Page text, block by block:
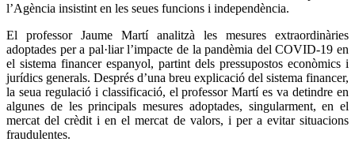
l’Agència insistint en les seues funcions i independència.
El professor Jaume Martí analitzà les mesures extraordinàries
adoptades per a pal·liar l’impacte de la pandèmia del COVID-19 en
el sistema financer espanyol, partint dels pressupostos econòmics i
jurídics generals. Després d’una breu explicació del sistema financer,
la seua regulació i classificació, el professor Martí es va detindre en
algunes de les principals mesures adoptades, singularment, en el
mercat del crèdit i en el mercat de valors, i per a evitar situacions
fraudulentes.